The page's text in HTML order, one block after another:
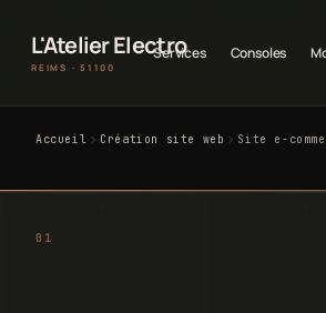
L'Atelier Electro
REIMS · 51100
Services Consoles
Accueil Création site web Site e-